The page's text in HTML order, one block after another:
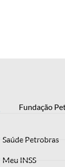
Fundação
Saúde Petrobras
Meu INSS